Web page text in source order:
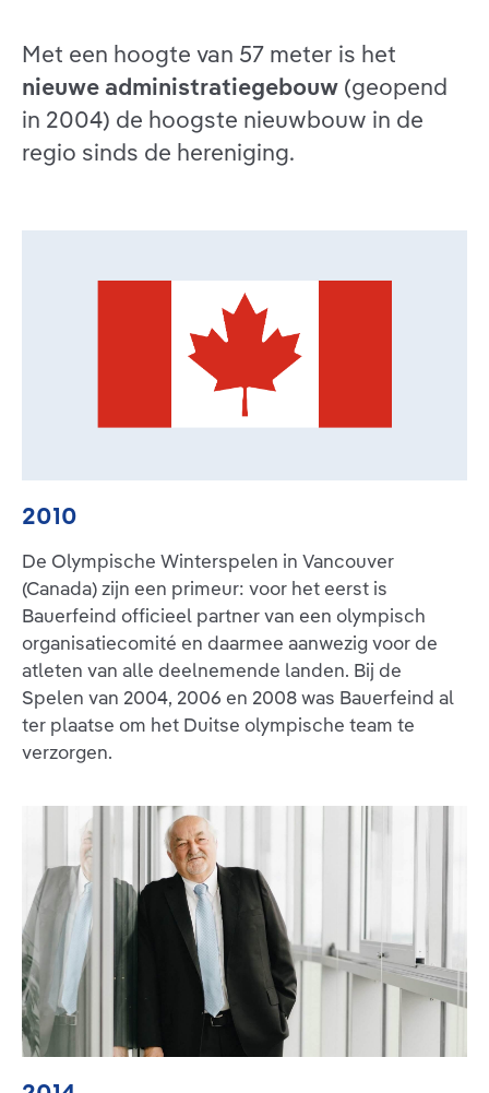
Met een hoogte van 57 meter is het
nieuwe administratiegebouw (geopend
in 2004) de hoogste nieuwbouw in de
regio sinds de hereniging.
2010
De Olympische Winterspelen in Vancouver
(Canada) zijn een primeur: voor het eerst is
Bauerfeind officieel partner van een olympisch
organisatiecomité en daarmee aanwezig voor de
atleten van alle deelnemende landen. Bij de
Spelen van 2004, 2006 en 2008 was Bauerfeind al
ter plaatse om het Duitse olympische team te
verzorgen.